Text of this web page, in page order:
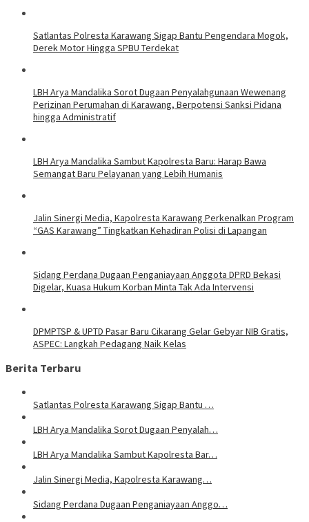
Satlantas Polresta Karawang Sigap Bantu Pengendara Mogok,
Derek Motor Hingga SPBU Terdekat
LBH Arya Mandalika Sorot Dugaan Penyalahgunaan Wewenang
Perizinan Perumahan di Karawang, Berpotensi Sanksi Pidana
hingga Administratif
LBH Arya Mandalika Sambut Kapolresta Baru: Harap Bawa
Semangat Baru Pelayanan yang Lebih Humanis
Jalin Sinergi Media, Kapolresta Karawang Perkenalkan Program
“GAS Karawang” Tingkatkan Kehadiran Polisi di Lapangan
Sidang Perdana Dugaan Penganiayaan Anggota DPRD Bekasi
Digelar, Kuasa Hukum Korban Minta Tak Ada Intervensi
DPMPTSP & UPTD Pasar Baru Cikarang Gelar Gebyar NIB Gratis,
ASPEC: Langkah Pedagang Naik Kelas
Berita Terbaru
Satlantas Polresta Karawang Sigap Bantu …
LBH Arya Mandalika Sorot Dugaan Penyalah…
LBH Arya Mandalika Sambut Kapolresta Bar…
Jalin Sinergi Media, Kapolresta Karawang…
Sidang Perdana Dugaan Penganiayaan Anggo…